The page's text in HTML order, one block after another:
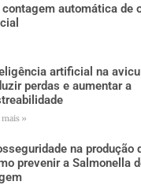
automática de
artificial na
perdas e aumentar a
mais »
na produção
prevenir a Salmonella